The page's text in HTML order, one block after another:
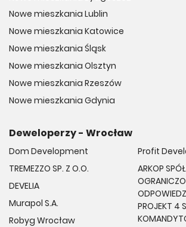
Nowe mieszkania Lublin
Nowe mieszkania Katowice
Nowe mieszkania Śląsk
Nowe mieszkania Olsztyn
Nowe mieszkania Rzeszów
Nowe mieszkania Gdynia
Deweloperzy - Wrocław
Dom Development
TREMEZZO SP. Z O.O.
DEVELIA
Murapol S.A.
Robyg Wrocław
Profit
ARKOP
PROJEKT 4